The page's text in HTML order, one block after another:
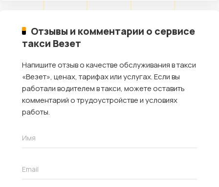
Отзывы и комментарии о сервисе
такси Везет
Напишите отзыв о качестве обслуживания в такси
«Везет», ценах, тарифах или услугах. Если вы
работали водителем в такси, можете оставить
комментарий о трудоустройстве и условиях
работы.